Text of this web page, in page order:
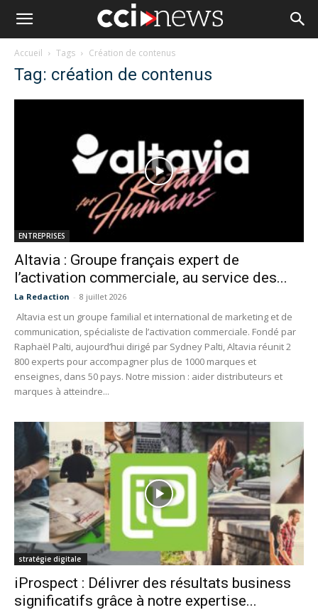
Accueil Tags Création de contenus
Tag: création de contenus
ENTREPRISES
Altavia : Groupe français expert de
l’activation commerciale, au service des...
La Redaction - 8 juillet 2026
Altavia est un groupe familial et international de marketing et de
communication, spécialiste de l’activation commerciale. Fondé par
Raphaël Palti, aujourd’hui dirigé par Sydney Palti, Altavia réunit 2
800 experts pour accompagner plus de 1000 marques et
enseignes, dans 50 pays. Notre mission : aider distributeurs et
marques à atteindre...
stratégie digitale
iProspect : Délivrer des résultats business
significatifs grâce à notre expertise...